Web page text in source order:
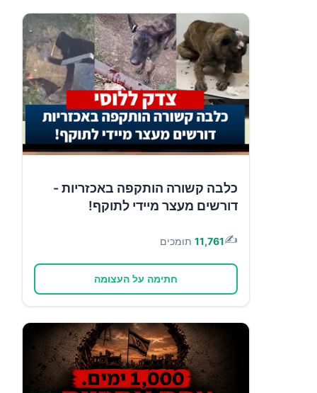
כלבה קשורה הותקפה באכזריות -
דורשים מעצר מיידי לתוקף!
✍️
11,761 תומכים
חתימה על העצומה